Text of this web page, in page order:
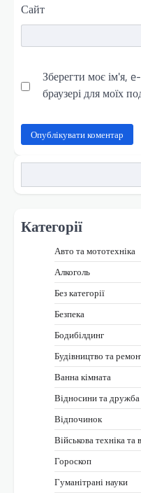
Сайт
Зберегти моє ім'я,
браузері для моїх
Категорії
Авто та мототехніка
Алкоголь
Без категорії
Безпека
Бодибілдинг
Будівництво та
Ванна кімната
Відносини та дружба
Відпочинок
Військова техніка та
Гороскоп
Гуманітрані науки